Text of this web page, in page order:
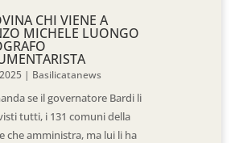
CHI VIENE A
MICHELE LUONGO
| Basilicatanews
se il governatore Bardi li
tutti, i 131 comuni della
che amministra, ma lui li ha